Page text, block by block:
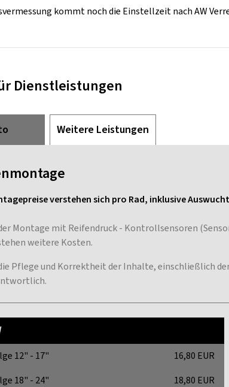
kommt noch die Einstellzeit nach AW
Dienstleistungen
Weitere Leistungen
verstehen sich pro Rad, inklusive
Montage mit Reifendruck - Kontrollsensoren
weitere Kosten.
Pflege und Korrektheit der Inhalte, einschließlich
12" - 17"
16,80 EUR
18" - 24"
18,80 EUR